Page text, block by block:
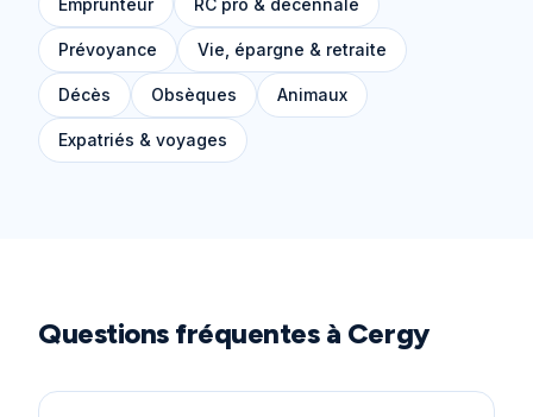
Emprunteur RC pro & décennale
Prévoyance Vie, épargne & retraite
Décès Obsèques Animaux
Expatriés & voyages
Questions fréquentes à Cergy